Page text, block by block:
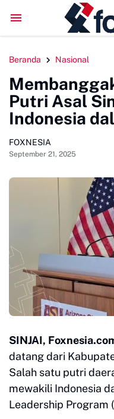
DPC GSNI Sinjai
Beranda Nasional
Putri Asal
Indonesia
FOXNESIA
September 21, 2025
SINJAI,
datang dari
Salah satu putri
mewakili Indonesia
Leadership Program